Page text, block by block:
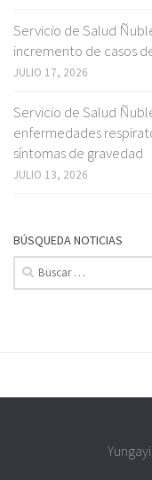
Servicio de Salud
incremento de casos
JULIO 17, 2026
Servicio de Salud
enfermedades
síntomas de gravedad
JULIO 13, 2026
BÚSQUEDA NOTICIAS
Buscar: